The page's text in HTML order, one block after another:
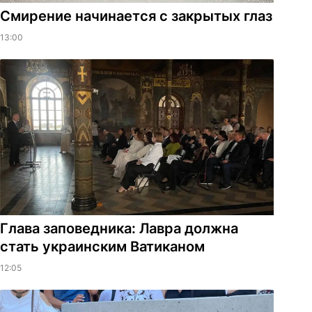
Смирение начинается с закрытых глаз
13:00
Глава заповедника: Лавра должна
стать украинским Ватиканом
12:05